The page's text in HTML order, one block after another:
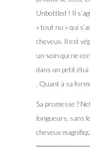
Unbottled ! Il
« tout nu » qui
cheveux. Il est
un soin qui ne
dans un petit
. Quant à sa
Sa promesse ?
longueurs, sans
cheveux